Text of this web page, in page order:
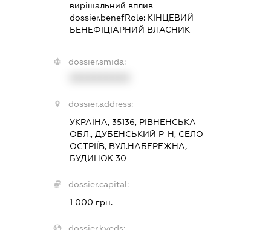
вирішальний вплив
dossier.benefRole: КІНЦЕВИЙ
БЕНЕФІЦІАРНИЙ ВЛАСНИК
dossier.smida:
dossier.address:
УКРАЇНА, 35136, РІВНЕНСЬКА
ОБЛ., ДУБЕНСЬКИЙ Р-Н, СЕЛО
ОСТРІЇВ, ВУЛ.НАБЕРЕЖНА,
БУДИНОК 30
dossier.capital:
1 000 грн.